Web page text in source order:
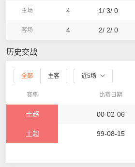
主场 4 1/ 3/ 0
客场 4 2/ 2/ 0
历史交战
全部 主客 近5场
赛事 比赛日期
土超 00-02-06
土超 99-08-15